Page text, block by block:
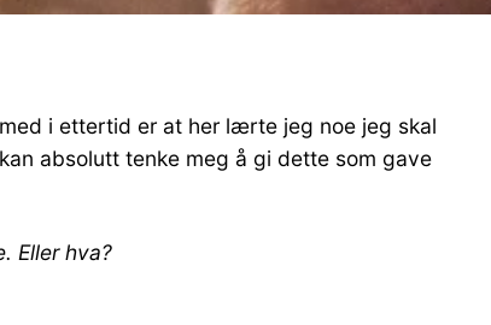
i ettertid er at her lærte jeg noe jeg skal
absolutt tenke meg å gi dette som gave
Eller hva?